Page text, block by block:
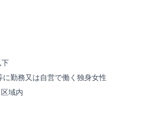
又は自営で働く独身女性
域内